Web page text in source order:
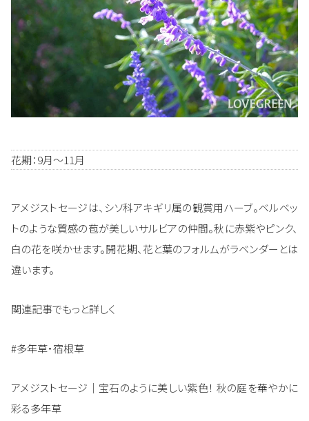
花期：9月～11月
アメジストセージは、シソ科アキギリ属の観賞用ハーブ。ベルベッ
トのような質感の苞が美しいサルビアの仲間。秋に赤紫やピンク、
白の花を咲かせます。開花期、花と葉のフォルムがラベンダーとは
違います。
関連記事でもっと詳しく
#多年草・宿根草
アメジストセージ｜宝石のように美しい紫色！ 秋の庭を華やかに
彩る多年草